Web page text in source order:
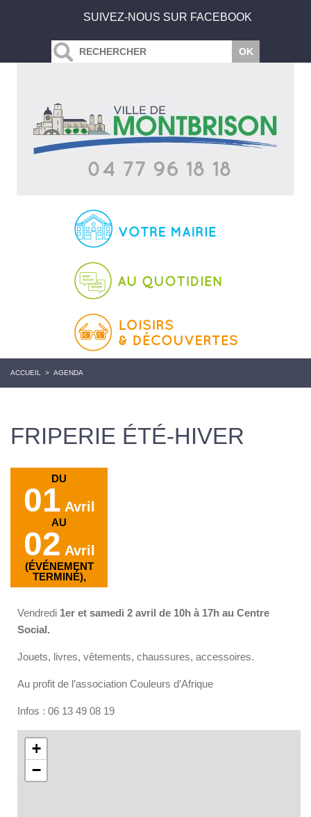
SUIVEZ-NOUS SUR FACEBOOK
ACCUEIL > AGENDA
FRIPERIE ÉTÉ-HIVER
DU
01 Avril
AU
02 Avril
(ÉVÉNEMENT
TERMINÉ),
Vendredi 1er et samedi 2 avril de 10h à 17h au Centre
Social.
Jouets, livres, vêtements, chaussures, accessoires.
Au profit de l’association Couleurs d’Afrique
Infos : 06 13 49 08 19
+
−